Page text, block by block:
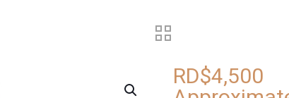
RD$4,500